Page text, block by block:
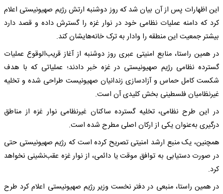
این اظهارات پس از آن بیان شد که روز دوشنبه ارتش رژیم صهیونیستی اعلام
کرد که دامنه عملیات نظامی خود در نوار غزه را گسترش داده و قصد دارد
بیشتر جمعیت این منطقه را وادار به ترک خانه‌هایشان کند.
در همین راستا، منابع امنیتی عبری روز دوشنبه از آغاز قریب‌الوقوع عملیات
گسترده نظامی رژیم صهیونیستی در غزه خبر دادند؛ عملیاتی که با هدف
شکست کامل حماس و آزادسازی زندانیان صهیونیست طراحی شده و تخلیه
غیرنظامیان فلسطینی بخش کلیدی آن است.
در این طرح نظامی، تخلیه گسترده ساکنان غیرنظامی نوار غزه از مناطق
درگیری به‌عنوان یکی از ارکان اصلی مطرح شده است.
همچنین، یک منبع ارشد امنیتی تصریح کرده است که رژیم صهیونیستی حتی
در صورت دستیابی به توافق موقت یا دائمی، از نوار غزه عقب‌نشینی نخواهد
کرد.
در همین راستا، منبعی در دفتر نخست وزیر رژیم صهیونیستی اعلام کرد طرح